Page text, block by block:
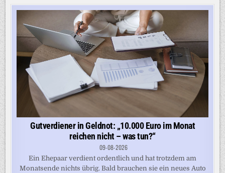
Gutverdiener in Geldnot: „10.000 Euro im Monat
reichen nicht – was tun?“
09-08-2026
Ein Ehepaar verdient ordentlich und hat trotzdem am
Monatsende nichts übrig. Bald brauchen sie ein neues Auto